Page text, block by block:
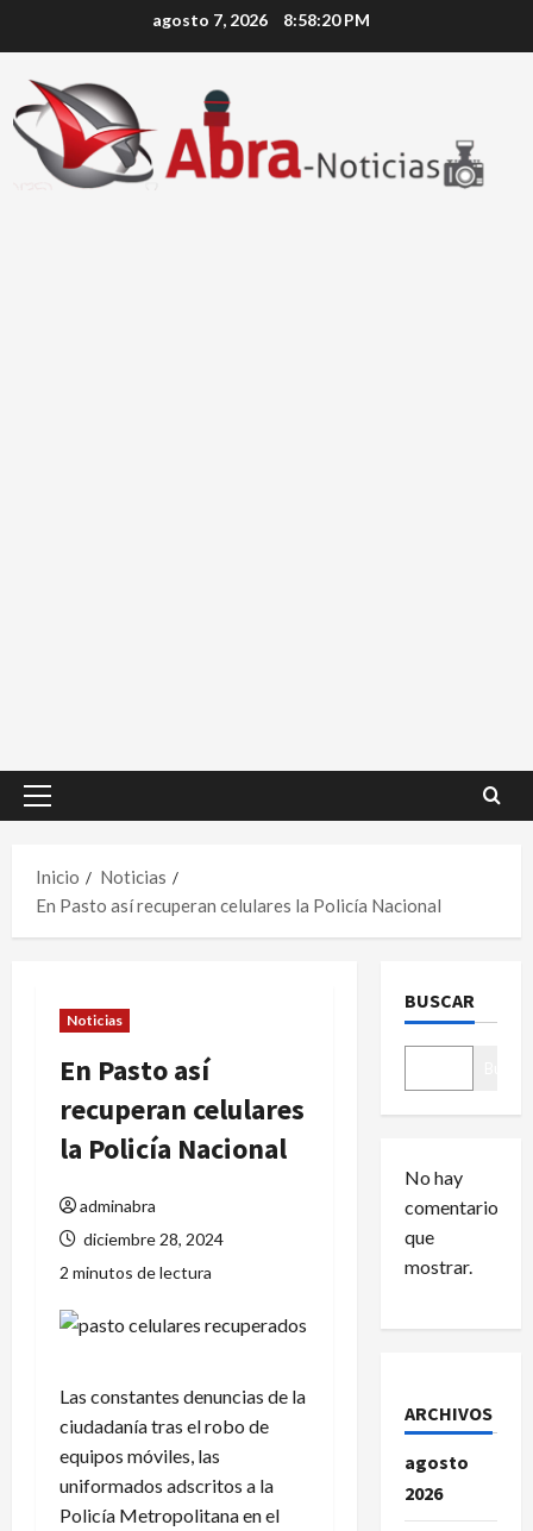
agosto 7, 2026 8:58:20 PM
Menú
Inicio
Noticias
En Pasto así recuperan celulares la Policía Nacional
Noticias
En Pasto así
recuperan celulares
la Policía Nacional
adminabra
diciembre 28, 2024
2 minutos de lectura
Las constantes denuncias de la
ciudadanía tras el robo de
equipos móviles, las
uniformados adscritos a la
Policía Metropolitana en el
BUSCAR
No hay
comentarios
que
mostrar.
ARCHIVOS
agosto
2026